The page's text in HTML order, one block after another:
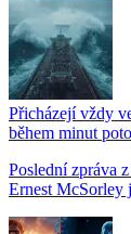
Přicházejí vždy
během minut
Poslední zpráva
Ernest McSorley